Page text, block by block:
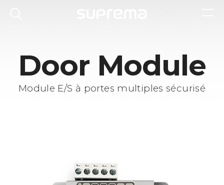
Door Module
Module E/S à portes multiples sécurisé